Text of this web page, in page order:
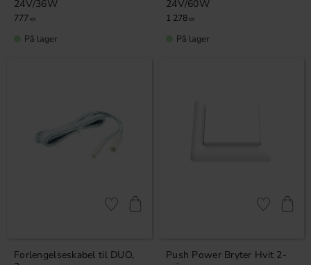
24V/36W
777 KR
På lager
24V/60W
1 278 KR
På lager
Forlengelseskabel til DUO,
Lagre som favoritt
Push Power Bryter Hvit 2-
Lagre som